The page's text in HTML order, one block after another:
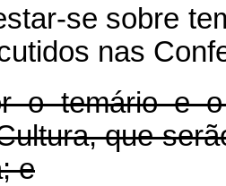
se sobre
nas
o temário e o
que
e